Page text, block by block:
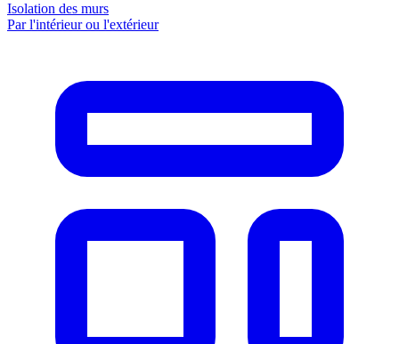
Isolation des murs
Par l'intérieur ou l'extérieur